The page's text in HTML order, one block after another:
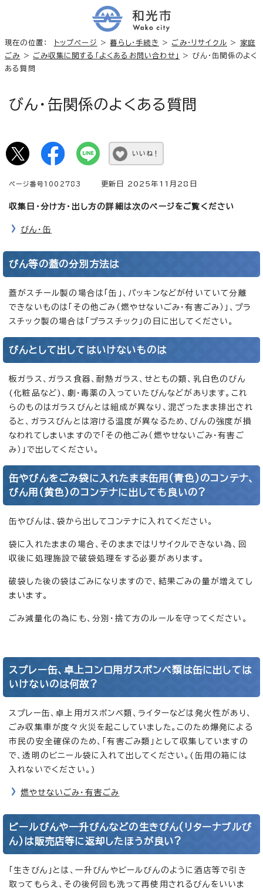
現在の位置： トップページ >暮らし・手続き > ごみ・リサイクル >
家庭
ごみ > ごみ収集に関する「よくあるお問い合わせ」
> びん・缶関係のよく
ある質問
びん・缶関係のよくある質問
いいね！
ページ番号1002783 更新日 2025年11月28日
収集日・分け方・出し方の詳細は次のページをご覧ください
びん・缶
びん等の蓋の分別方法は
蓋がスチール製の場合は「缶」、パッキンなどが付いていて分離
できないものは「その他ごみ（燃やせないごみ・有害ごみ）」、プラ
スチック製の場合は「プラスチック」の日に出してください。
びんとして出してはいけないものは
板ガラス、ガラス食器、耐熱ガラス、せともの類、乳白色のびん
(化粧品など)、劇・毒薬の入っていたびんなどがあります。これ
らのものはガラスびんとは組成が異なり、混ざったまま排出され
ると、ガラスびんとは溶ける温度が異なるため、びんの強度が損
なわれてしまいますので「その他ごみ（燃やせないごみ・有害ご
み）」で出してください。
缶やびんをごみ袋に入れたまま缶用(青色)のコンテナ、
びん用(黄色)のコンテナに出しても良いの?
缶やびんは、袋から出してコンテナに入れてください。
袋に入れたままの場合、そのままではリサイクルできない為、回
収後に処理施設で破袋処理をする必要があります。
破袋した後の袋はごみになりますので、結果ごみの量が増えてし
まいます。
ごみ減量化の為にも、分別・捨て方のルールを守ってください。
スプレー缶、卓上コンロ用ガスボンベ類は缶に出しては
いけないのは何故?
スプレー缶、卓上用ガスボンベ類、ライターなどは発火性があり、
ごみ収集車が度々火災を起こしていました。このため爆発による
市民の安全確保のため、「有害ごみ類」として収集していますの
で、透明のビニール袋に入れて出してください。(缶用の箱には
入れないでください。)
燃やせないごみ・有害ごみ
ビールびんや一升びんなどの生きびん(リターナブルび
ん)は販売店等に返却したほうが良い?
「生きびん」とは、一升びんやビールびんのように酒店等で引き
取ってもらえ、その後何回も洗って再使用されるびんをいいま